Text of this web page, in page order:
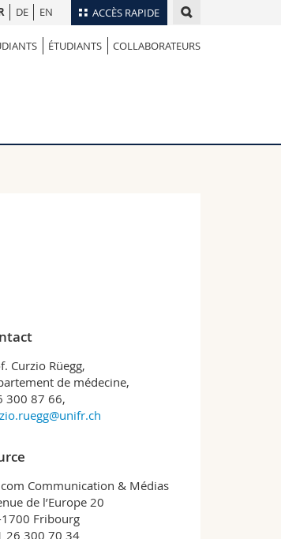
ACCÈS RAPIDE
Annuaire du personnel
Programme des cours
DE EN
ÉTUDIANTS COLLABORATEURS
Curzio Rüegg,
de médecine,
300 87 66,
Communication & Médias
de l’Europe 20
1700 Fribourg
26 300 70 34